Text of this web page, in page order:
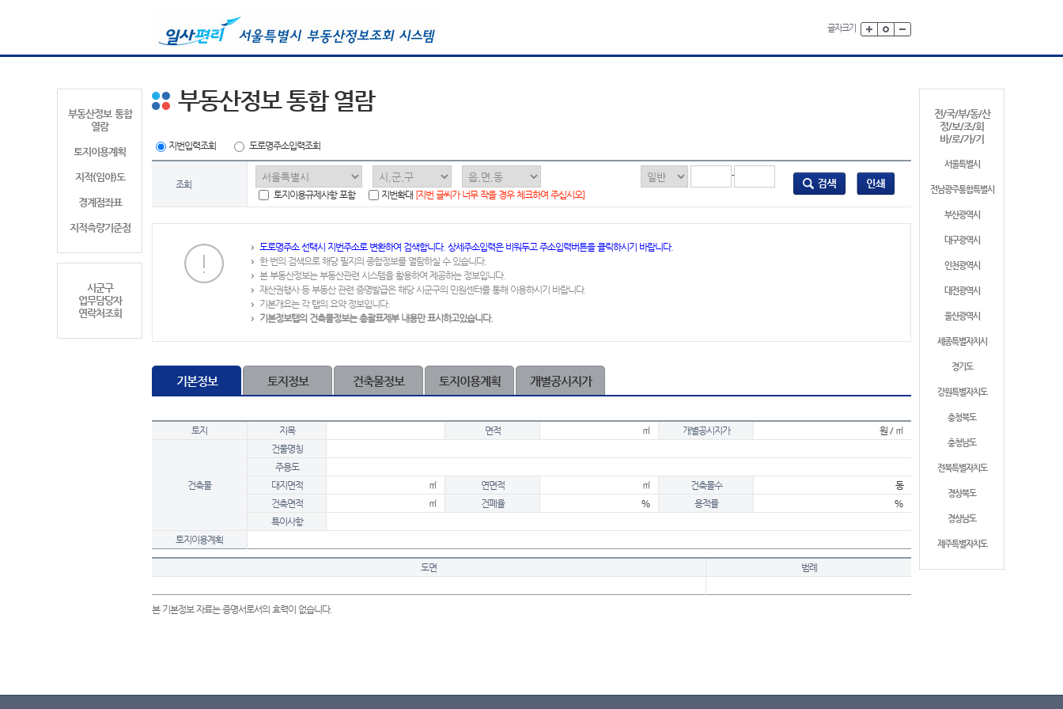
글자크기
부동산정보 통합
열람
토지이용계획
지적(임야)도
경계점좌표
지적측량기준점
시군구
업무담당자
연락처조회
전/국/부/동/산
정/보/조/회
바/로/가/기
서울특별시
전남광주통합특별시
부산광역시
대구광역시
인천광역시
대전광역시
울산광역시
세종특별자치시
경기도
강원특별자치도
충청북도
충청남도
전북특별자치도
경상북도
경상남도
제주특별자치도
부동산정보 통합 열람
지번입력조회 도로명주소입력조회
조회
-
토지이용규제사항 포함
지번확대 [지번 글씨가 너무 작을 경우 체크하여 주십시오]
도로명주소 선택시 지번주소로 변환하여 검색합니다. 상세주소입력은 비워두고 주소입력버튼을 클릭하시기 바랍니다.
한 번의 검색으로 해당 필지의 종합정보를 열람하실 수 있습니다.
본 부동산정보는 부동산관련 시스템을 활용하여 제공하는 정보입니다.
재산권행사 등 부동산 관련 증명발급은 해당 시군구의 민원센터를 통해 이용하시기 바랍니다.
기본개요는 각 탭의 요약 정보입니다.
기본정보탭의 건축물정보는 총괄표제부 내용만 표시하고있습니다.
기본정보 토지정보 건축물정보 토지이용계획 개별공시지가
토지 지목 면적 ㎡ 개별공시지가 원 / ㎡
건축물
건물명칭
주용도
대지면적
㎡ 연면적 ㎡ 건축물수
동
건축면적
㎡ 건폐율 % 용적률
%
특이사항
토지이용계획
도면 범례
본 기본정보 자료는 증명서로서의 효력이 없습니다.